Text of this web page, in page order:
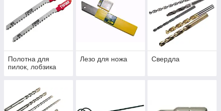
Полотна для
пилок, лобзика
Лезо для ножа Свердла